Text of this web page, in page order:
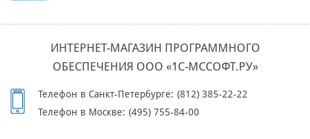
ИНТЕРНЕТ-МАГАЗИН ПРОГРАММНОГО
ОБЕСПЕЧЕНИЯ ООО «1С-МССОФТ.РУ»
Телефон в Санкт-Петербурге: (812) 385-22-22
Телефон в Москве: (495) 755-84-00